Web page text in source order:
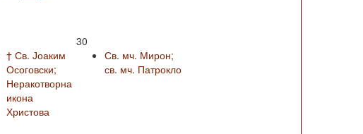
† Св. Јоаким
Осоговски;
Неракотворна
икона
Христова
30
Св. мч. Мирон;
св. мч. Патрокло